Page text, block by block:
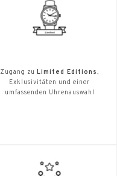
Zugang zu Limited Editions,
Exklusivitäten und einer
umfassenden Uhrenauswahl